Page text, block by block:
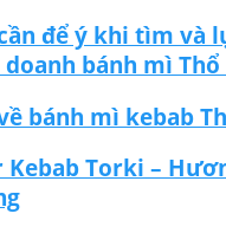
để ý khi tìm và
bánh mì Thổ
bánh mì kebab
Kebab Torki –